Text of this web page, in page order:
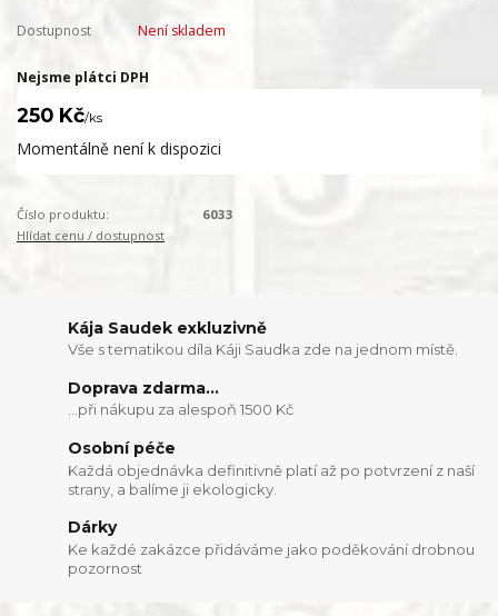
Dostupnost Není skladem
Nejsme plátci DPH
250 Kč/ks
Momentálně není k dispozici
Číslo produktu:
6033
Hlídat cenu / dostupnost
Kája Saudek exkluzivně
Vše s tematikou díla Káji Saudka zde na jednom místě.
Doprava zdarma...
...při nákupu za alespoň 1500 Kč
Osobní péče
Každá objednávka definitivně platí až po potvrzení z naší
strany, a balíme ji ekologicky.
Dárky
Ke každé zakázce přidáváme jako poděkování drobnou
pozornost